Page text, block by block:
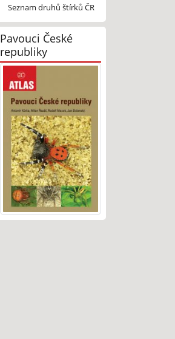
Seznam druhů štírků ČR
Pavouci České
republiky